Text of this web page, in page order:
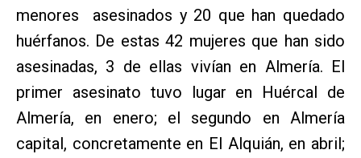
menores asesinados y 20 que han quedado
huérfanos. De estas 42 mujeres que han sido
asesinadas, 3 de ellas vivían en Almería. El
primer asesinato tuvo lugar en Huércal de
Almería, en enero; el segundo en Almería
capital, concretamente en El Alquián, en abril;